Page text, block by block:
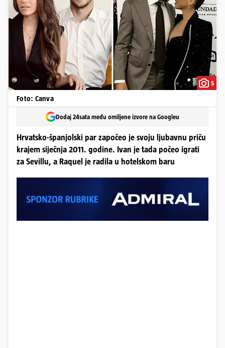
5
Foto: Canva
Dodaj 24sata među omiljene izvore na Googleu
Hrvatsko-španjolski par započeo je svoju ljubavnu priču
krajem siječnja 2011. godine. Ivan je tada počeo igrati
za Sevillu, a Raquel je radila u hotelskom baru